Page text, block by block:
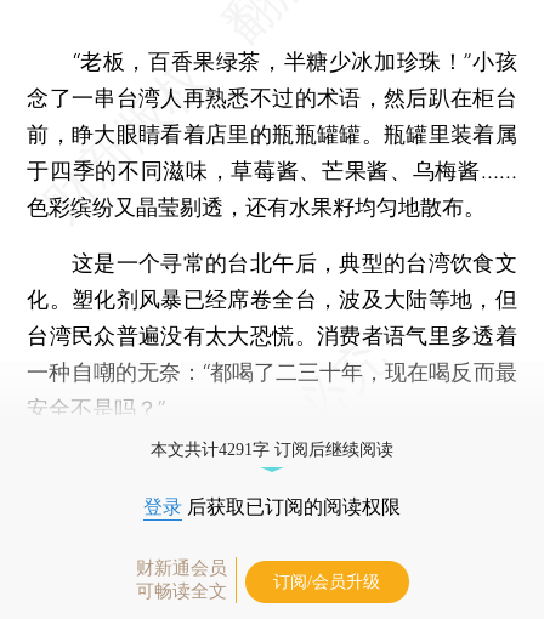
“老板，百香果绿茶，半糖少冰加珍珠！”小孩
念了一串台湾人再熟悉不过的术语，然后趴在柜台
前，睁大眼睛看着店里的瓶瓶罐罐。瓶罐里装着属
于四季的不同滋味，草莓酱、芒果酱、乌梅酱……
色彩缤纷又晶莹剔透，还有水果籽均匀地散布。
这是一个寻常的台北午后，典型的台湾饮食文
化。塑化剂风暴已经席卷全台，波及大陆等地，但
台湾民众普遍没有太大恐慌。消费者语气里多透着
一种自嘲的无奈：“都喝了二三十年，现在喝反而最
安全不是吗？”
本文共计4291字 订阅后继续阅读
登录 后获取已订阅的阅读权限
财新通会员
可畅读全文
订阅/会员升级